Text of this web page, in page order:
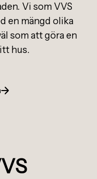
Vi som VVS
en mängd olika
som att göra en
hus.